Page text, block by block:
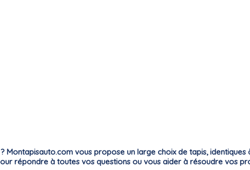
vous propose un large choix de tapis, identiques
répondre à toutes vos questions ou vous aider à résoudre vos